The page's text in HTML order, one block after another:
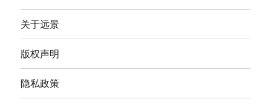
关于远景
版权声明
隐私政策